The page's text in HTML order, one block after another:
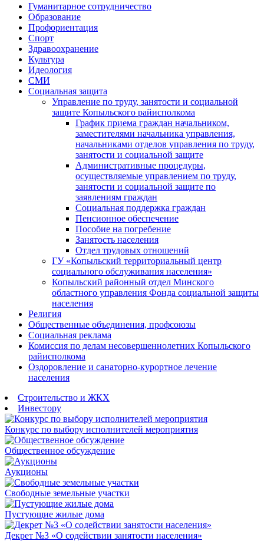
Гуманитарное сотрудничество
Образование
Профориентация
Спорт
Здравоохранение
Культура
Идеология
СМИ
Социальная защита
Управление по труду, занятости и социальной
защите Копыльского райисполкома
График приема граждан начальником,
заместителями начальника управления,
начальниками отделов управления по труду,
занятости и социальной защите
Административные процедуры,
осуществляемые управлением по труду,
занятости и социальной защите по
заявлениям граждан
Социальная поддержка граждан
Пенсионное обеспечение
Пособие на погребение
Занятость населения
Отдел трудовых отношений
ГУ «Копыльский территориальный центр
социального обслуживания населения»
Копыльский районный отдел Минского
областного управления Фонда социальной защиты
населения
Религия
Общественные объединения, профсоюзы
Социальная реклама
Комиссия по делам несовершеннолетних Копыльского
райисполкома
Оздоровление и санаторно-курортное лечение
населения
Строительство и ЖКХ
Инвестору
Конкурс по выбору исполнителей мероприятия
Общественное обсуждение
Аукционы
Свободные земельные участки
Пустующие жилые дома
Декрет №3 «О содействии занятости населения»